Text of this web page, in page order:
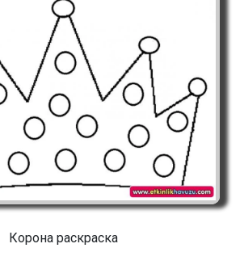
Корона раскраска